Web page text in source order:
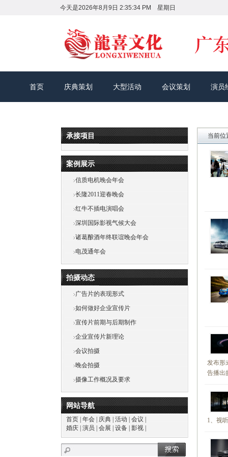
今天是2026年8月9日 2:35:35 PM 星期日
首页 庆典策划 大型活动 会议策划 演员
承接项目
案例展示
信质电机晚会年会
长隆2011迎春晚会
红牛不插电演唱会
深圳国际影视气候大会
诸葛酿酒年终联谊晚会年会
电茂通年会
拍摄动态
广告片的表现形式
如何做好企业宣传片
宣传片前期与后期制作
企业宣传片新理论
会议拍摄
晚会拍摄
摄像工作概况及要求
网站导航
首页 年会 庆典 活动 会议
婚庆 演员 会展 设备 影视
当前
发布形
告播出
1、视